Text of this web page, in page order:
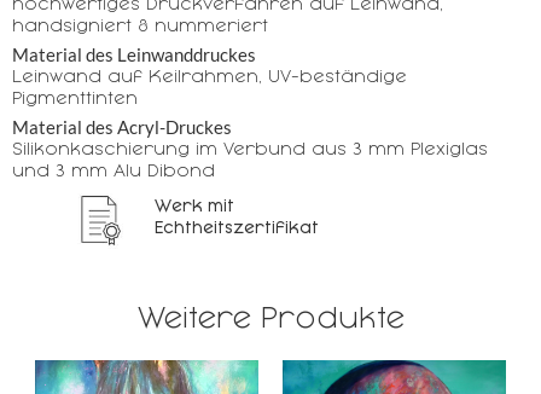
hochwertiges Druckverfahren auf Leinwand,
handsigniert & nummeriert
Material des Leinwanddruckes
Leinwand auf Keilrahmen, UV-beständige
Pigmenttinten
Material des Acryl-Druckes
Silikonkaschierung im Verbund aus 3 mm Plexiglas
und 3 mm Alu Dibond
Werk mit
Echtheitszertifikat
Weitere Produkte